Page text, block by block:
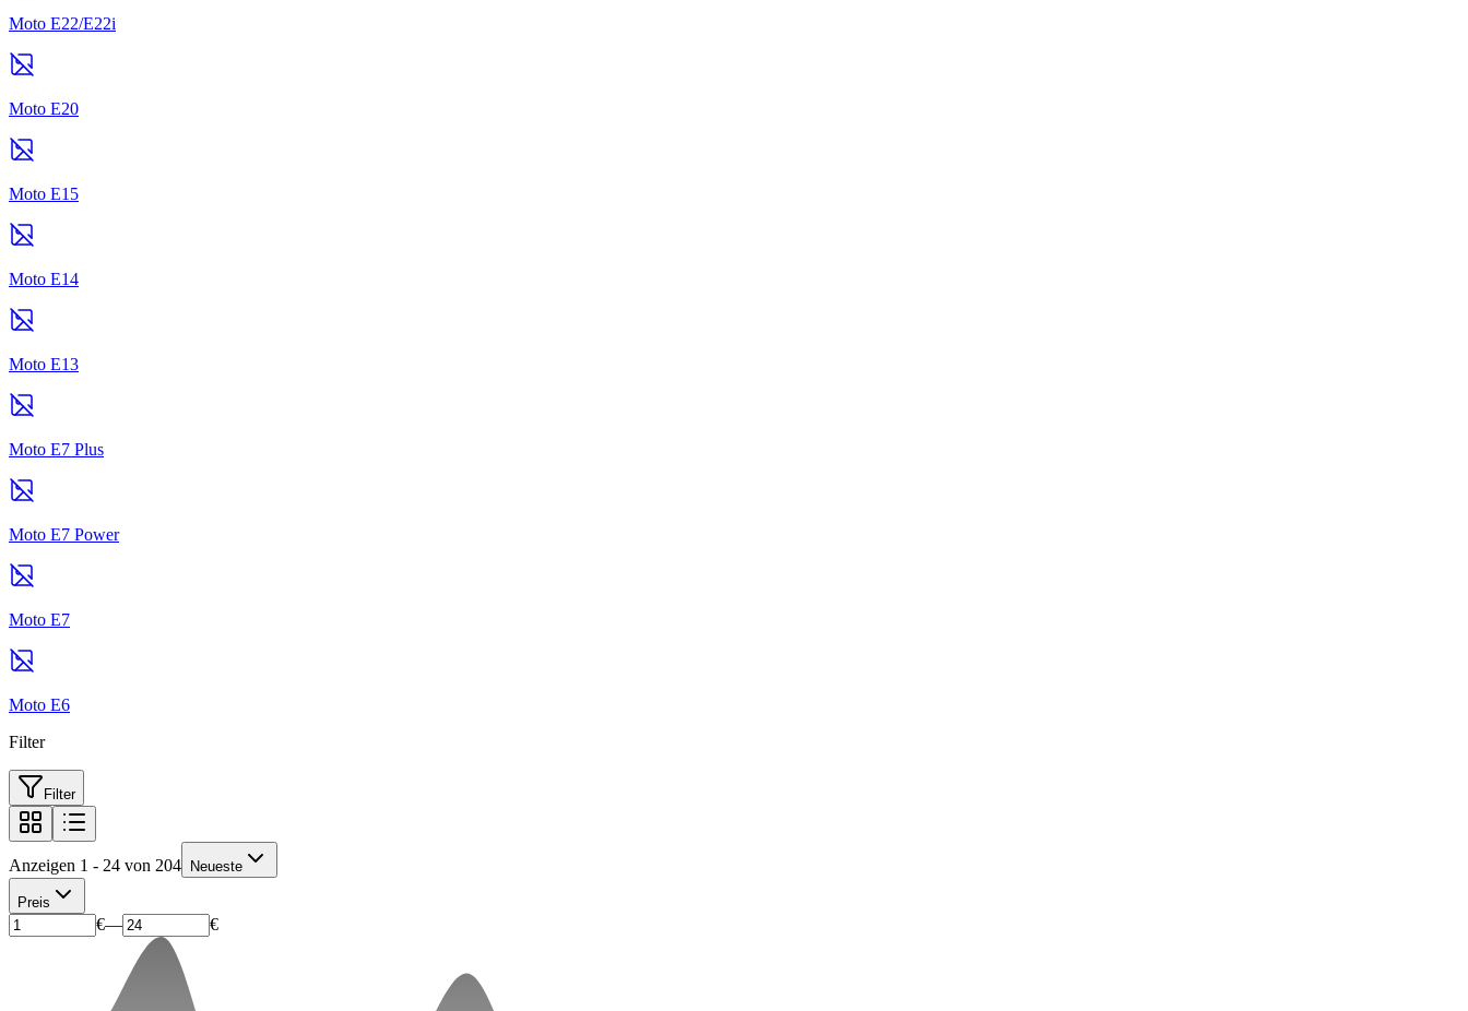
Moto E22/E22i
Moto E20
Moto E15
Moto E14
Moto E13
Moto E7 Plus
Moto E7 Power
Moto E7
Moto E6
Filter
Filter
Anzeigen 1 - 24 von 204 Neueste
Preis
€— €